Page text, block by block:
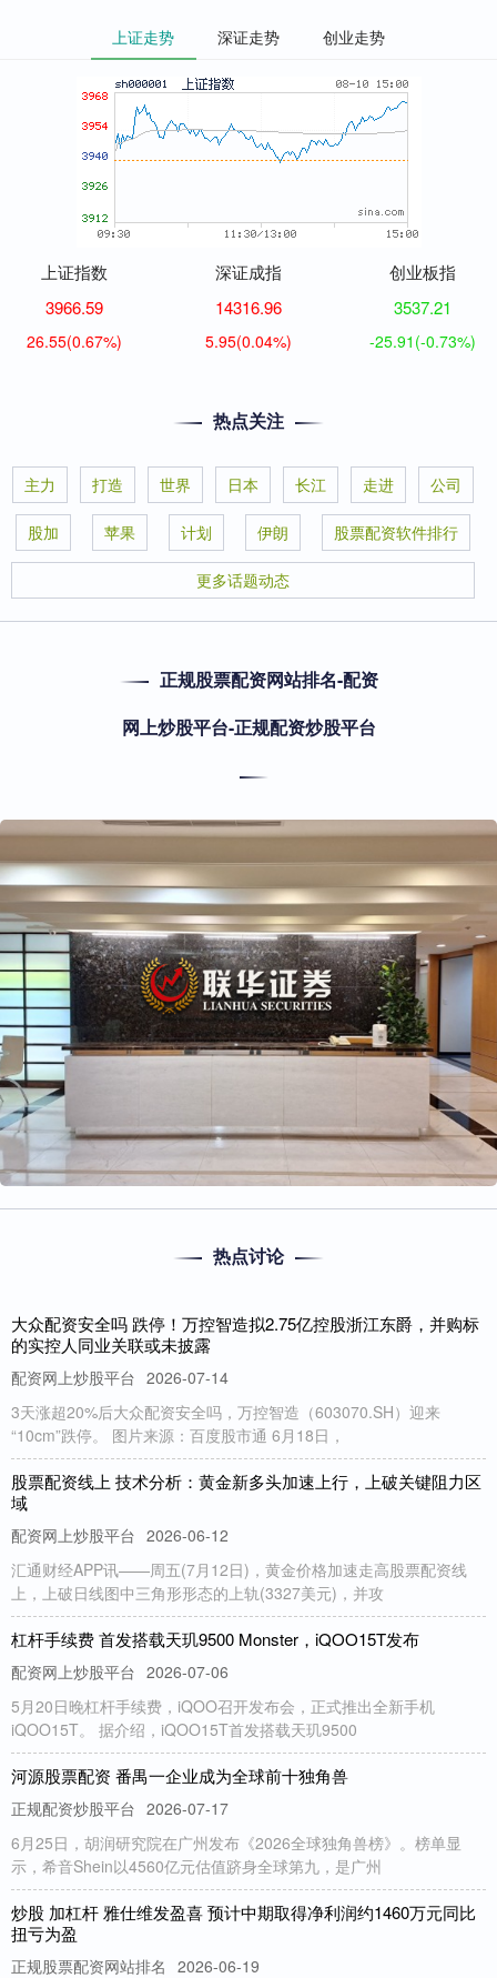
上证走势 深证走势 创业走势
上证指数
3966.59
26.55(0.67%)
深证成指
14316.96
5.95(0.04%)
创业板指
3537.21
-25.91 (-0.73%)
热点关注
主力 打造 世界 日本 长江 走进 公司
股加 苹果 计划 伊朗 股票配资软件排行
更多话题动态
正规股票配资网站排名-配资
网上炒股平台-正规配资炒股平台
热点讨论
大众配资安全吗 跌停！万控智造拟2.75亿控股浙江东爵，并购标
的实控人同业关联或未披露
配资网上炒股平台 2026-07-14
3天涨超20%后大众配资安全吗，万控智造（603070.SH）迎来
“10cm”跌停。 图片来源：百度股市通 6月18日，
股票配资线上 技术分析：黄金新多头加速上行，上破关键阻力区
域
配资网上炒股平台 2026-06-12
汇通财经APP讯——周五(7月12日)，黄金价格加速走高股票配资线
上，上破日线图中三角形形态的上轨(3327美元)，并攻
杠杆手续费 首发搭载天玑9500 Monster，iQOO15T发布
配资网上炒股平台 2026-07-06
5月20日晚杠杆手续费，iQOO召开发布会，正式推出全新手机
iQOO15T。 据介绍，iQOO15T首发搭载天玑9500
河源股票配资 番禺一企业成为全球前十独角兽
正规配资炒股平台 2026-07-17
6月25日，胡润研究院在广州发布《2026全球独角兽榜》。榜单显
示，希音Shein以4560亿元估值跻身全球第九，是广州
炒股 加杠杆 雅仕维发盈喜 预计中期取得净利润约1460万元同比
扭亏为盈
正规股票配资网站排名 2026-06-19